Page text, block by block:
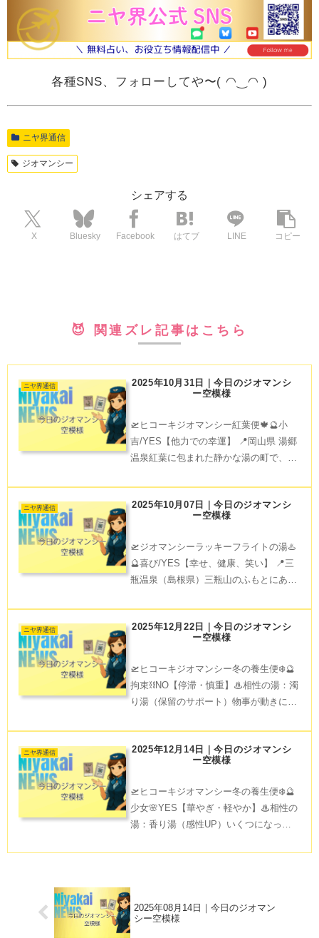
各種SNS、フォローしてや〜( ◠‿◠ )
ニヤ界通信
ジオマンシー
シェアする
X Bluesky Facebook はてブ LINE コピー
😈 関連ズレ記事はこちら
ニヤ界通信
2025年10月31日｜今日のジオマンシ
ー空模様
🛫ヒコーキジオマンシー紅葉便🍁🔮小
吉/YES【他力での幸運】 📍岡山県 湯郷
温泉紅葉に包まれた静かな湯の町で、ふ
たカフェ☕️そんな“小さな偶然”が、あな
たにやさしく微笑みかけてくれそう😇✈️
ニヤ界通信
2025年10月07日｜今日のジオマンシ
ー空模様
🛫ジオマンシーラッキーフライトの湯♨️
🔮喜び/YES【幸せ、健康、笑い】 📍三
瓶温泉（島根県）三瓶山のふもとにある
レッシュ！天空の星降るリフト🚠にも乗
ってみて。♨️あがりは地元名産の地酒も
ニヤ界通信
2025年12月22日｜今日のジオマンシ
ー空模様
🛫ヒコーキジオマンシー冬の養生便❄️🔮
拘束⛓️NO【停滞・慎重】♨相性の湯：濁
り湯（保留のサポート）物事が動きにく
げ“保留”を味方に変える。急がず、静か
に整えて。💤整え：額の力を抜くと、心
の詰まりが流れて
ニヤ界通信
2025年12月14日｜今日のジオマンシ
ー空模様
🛫ヒコーキジオマンシー冬の養生便❄️🔮
少女🌸YES【華やぎ・軽やか】♨相性の
湯：香り湯（感性UP）いくつになって
滴垂らして香りのある湯気🧖‍♀️を楽しん
ジして、巡りアッ
2025年08月14日｜今日のジオマン
シー空模様